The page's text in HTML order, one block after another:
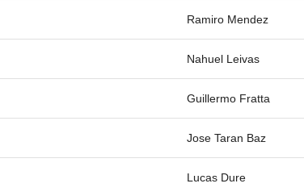
Ramiro Mendez
Nahuel Leivas
Guillermo Fratta
Jose Taran Baz
Lucas Dure